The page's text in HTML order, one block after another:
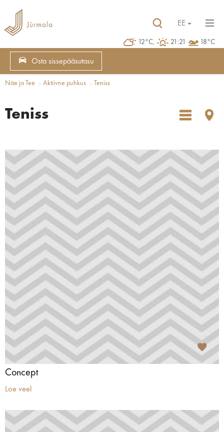
12°C, 21:21 18°C
EE
Osta sissepääsutasu
Näe ja Tee Aktiivne puhkus Teniss
Teniss
Concept
Loe veel